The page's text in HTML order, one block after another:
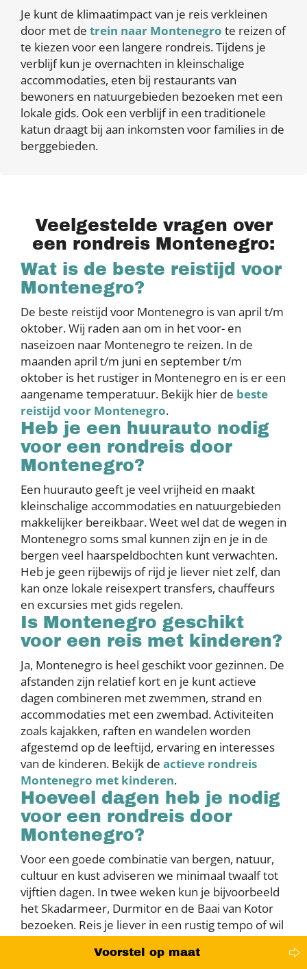
Je kunt de klimaatimpact van je reis verkleinen
door met de trein naar Montenegro te reizen of
te kiezen voor een langere rondreis. Tijdens je
verblijf kun je overnachten in kleinschalige
accommodaties, eten bij restaurants van
bewoners en natuurgebieden bezoeken met een
lokale gids. Ook een verblijf in een traditionele
katun draagt bij aan inkomsten voor families in de
berggebieden.
Veelgestelde vragen over
een rondreis Montenegro:
Wat is de beste reistijd voor
Montenegro?
De beste reistijd voor Montenegro is van april t/m
oktober. Wij raden aan om in het voor- en
naseizoen naar Montenegro te reizen. In de
maanden april t/m juni en september t/m
oktober is het rustiger in Montenegro en is er een
aangename temperatuur. Bekijk hier de beste
reistijd voor Montenegro.
Heb je een huurauto nodig
voor een rondreis door
Montenegro?
Een huurauto geeft je veel vrijheid en maakt
kleinschalige accommodaties en natuurgebieden
makkelijker bereikbaar. Weet wel dat de wegen in
Montenegro soms smal kunnen zijn en je in de
bergen veel haarspeldbochten kunt verwachten.
Heb je geen rijbewijs of rijd je liever niet zelf, dan
kan onze lokale reisexpert transfers, chauffeurs
en excursies met gids regelen.
Is Montenegro geschikt
voor een reis met kinderen?
Ja, Montenegro is heel geschikt voor gezinnen. De
afstanden zijn relatief kort en je kunt actieve
dagen combineren met zwemmen, strand en
accommodaties met een zwembad. Activiteiten
zoals kajakken, raften en wandelen worden
afgestemd op de leeftijd, ervaring en interesses
van de kinderen. Bekijk de actieve rondreis
Montenegro met kinderen.
Hoeveel dagen heb je nodig
voor een rondreis door
Montenegro?
Voor een goede combinatie van bergen, natuur,
cultuur en kust adviseren we minimaal twaalf tot
vijftien dagen. In twee weken kun je bijvoorbeeld
het Skadarmeer, Durmitor en de Baai van Kotor
bezoeken. Reis je liever in een rustig tempo of wil
je meerdaagse wandelingen maken, kies dan voor
ongeveer drie weken.Voorstel op maat